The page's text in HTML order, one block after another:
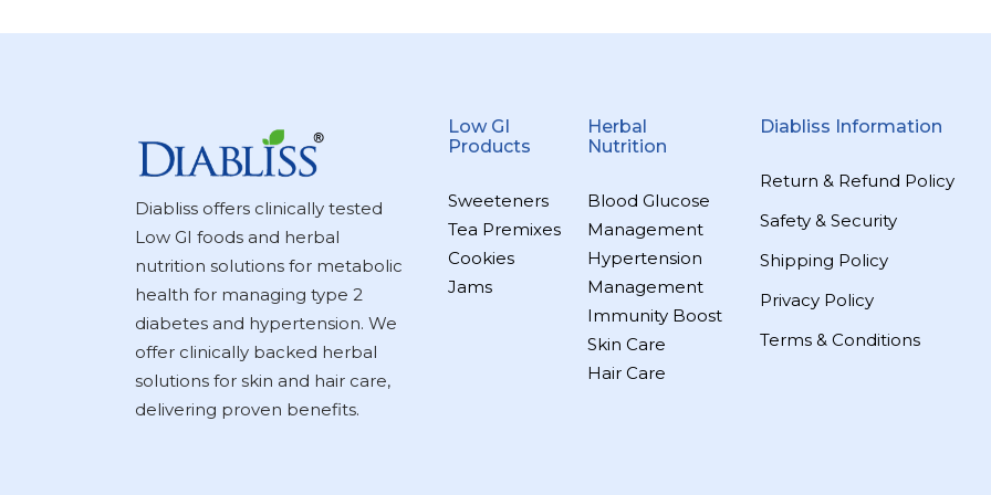
Diabliss offers clinically tested
Low GI foods and herbal
nutrition solutions for metabolic
health for managing type 2
diabetes and hypertension. We
offer clinically backed herbal
solutions for skin and hair care,
delivering proven benefits.
Low GI
Products
Sweeteners
Tea Premixes
Cookies
Jams
Herbal
Nutrition
Blood Glucose
Management
Hypertension
Management
Immunity Boost
Skin Care
Hair Care
Diabliss Information
Return & Refund Policy
Safety & Security
Shipping Policy
Privacy Policy
Terms & Conditions